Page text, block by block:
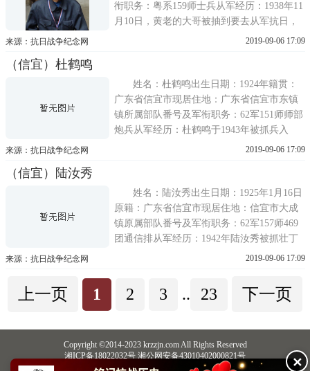
衔职务：粤系159师士兵从军经历：1938年11
月10日，黄老的大哥被抽到要去从军抗日，
当时黄老大哥已经结婚有妻儿，家里的生活
长黄德尊将他送往下垌，再转至四会城，编
入159师
来源：抗日战争纪念网 2019-09-06 17:09
（信宜）杜鹤鸣
姓名：杜鹤鸣出生日期：1924年籍贯：
广东省信宜市现居住地：广东省信宜市东镇
镇所属部队番号及军衔职务：62军151师师部
炮兵从军经历：杜鹤鸣于1943年被抓兵入
伍，编入62军158师，搭船去台湾，后重组成
与日军作战。后到秦皇岛，在天津市打内战
打
来源：抗日战争纪念网 2019-09-06 17:09
（信宜）陆汝秀
姓名：陆汝秀出生日期：1925年1月16日
原籍：广东省信宜市现居住地：信宜市大成
镇原属部队番号及军衔职务：62军157师469
团通信排从军经历：1942年陆汝秀被抓壮丁
入伍，经过西宁、罗定到南江口去梧州。当
要收拾电线等物资落在军队后方比较危险，
一般情况下都不用上战场。曾经在广西
来源：抗日战争纪念网 2019-09-06 17:09
上一页 1 2 3 .. 23 下一页
Copyright ©2014-2023 krzzjn.com All Rights Reserved
湘ICP备18022032号 湘公网安备43010402000821号
中央网信办违法和不良信息举报中心
长沙市互联网违法和不良信息举报中心✕